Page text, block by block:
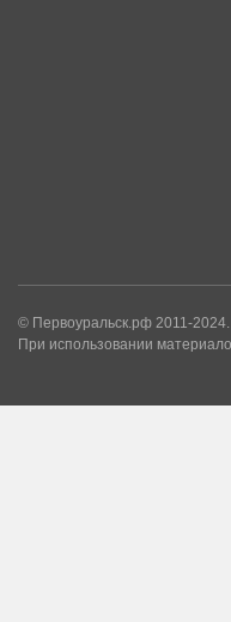
© Первоуральск.рф 2011-
При использовании